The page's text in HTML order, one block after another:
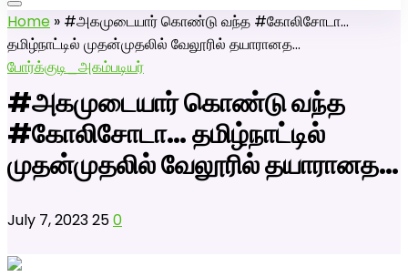
Home » #அகமுடையார் கொண்டு வந்த #கோலிசோடா…
தமிழ்நாட்டில் முதன்முதலில் வேலூரில் தயாரானத…
போர்க்குடி_அகம்படியர்
#அகமுடையார் கொண்டு வந்த
#கோலிசோடா… தமிழ்நாட்டில்
முதன்முதலில் வேலூரில் தயாரானத…
July 7, 2023250